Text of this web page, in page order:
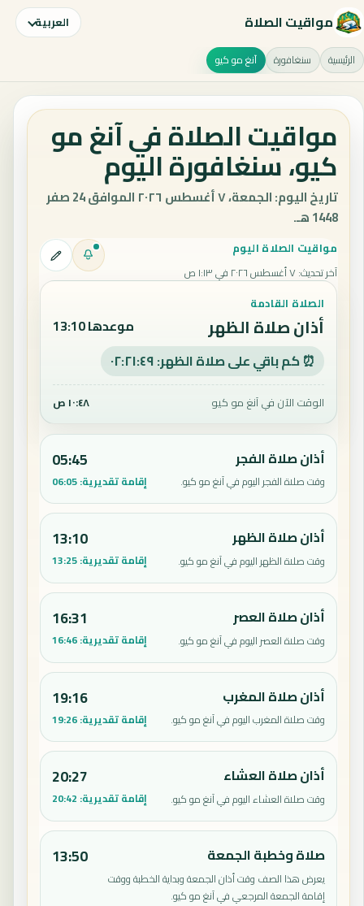
مواقيت الصلاة العربية
الرئيسية سنغافورة آنغ مو كيو
مواقيت الصلاة في آنغ مو
كيو، سنغافورة اليوم
تاريخ اليوم: الجمعة، ٧ أغسطس ٢٠٢٦ الموافق 24 صفر
1448 هـ.
مواقيت الصلاة اليوم
آخر تحديث:٧ أغسطس ٢٠٢٦ في ١:١٣ ص
الصلاة القادمة
أذان صلاة الظهر موعدها 13:10
⏰ كم باقي على صلاة الظهر: ٠٢:٢١:٤٨
الوقت الآن في آنغ مو كيو ١٠:٤٨ ص
أذان صلاة الفجر
وقت صلاة الفجر اليوم في آنغ مو كيو.
05:45
إقامة تقديرية:06:05
أذان صلاة الظهر
وقت صلاة الظهر اليوم في آنغ مو كيو.
13:10
إقامة تقديرية:13:25
أذان صلاة العصر
وقت صلاة العصر اليوم في آنغ مو كيو.
16:31
إقامة تقديرية:16:46
أذان صلاة المغرب
وقت صلاة المغرب اليوم في آنغ مو كيو.
19:16
إقامة تقديرية:19:26
أذان صلاة العشاء
وقت صلاة العشاء اليوم في آنغ مو كيو.
20:27
إقامة تقديرية: 20:42
صلاة وخطبة الجمعة
يعرض هذا الصف وقت أذان الجمعة وبداية الخطبة ووقت
إقامة الجمعة المرجعي في آنغ مو كيو.
13:50